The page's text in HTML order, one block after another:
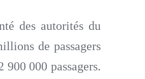
des autorités du
de passagers
000 passagers.